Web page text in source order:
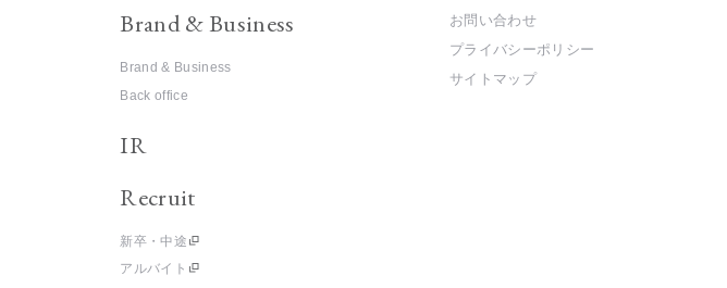
Brand & Business
Brand & Business
Back office
IR
Recruit
新卒・中途
アルバイト
お問い合わせ
プライバシーポリシー
サイトマップ